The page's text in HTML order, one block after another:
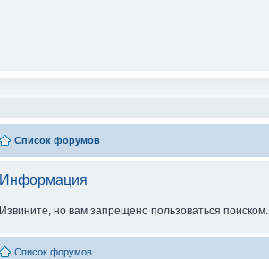
Список форумов
Информация
Извините, но вам запрещено пользоваться поиском.
Список форумов